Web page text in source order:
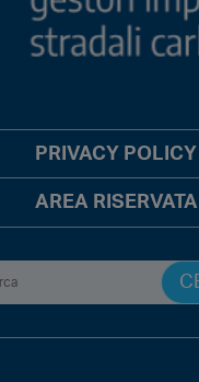
PRIVACY POLICY
AREA RISERVATA